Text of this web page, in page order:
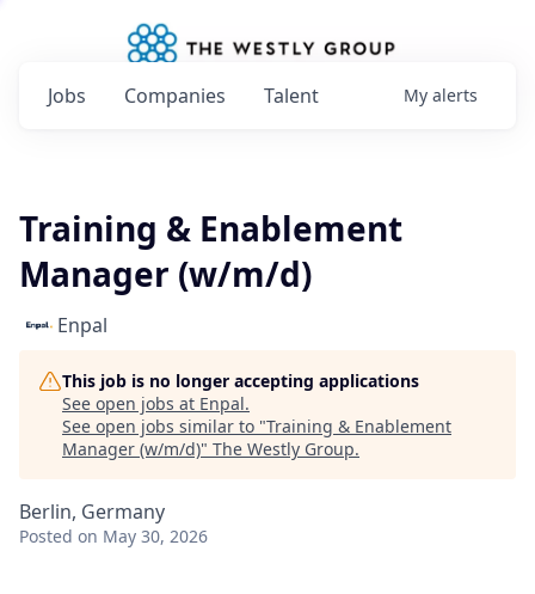
Jobs Companies Talent My alerts
Training & Enablement
Manager (w/m/d)
Enpal
This job is no longer accepting applications
See open jobs at Enpal.
See open jobs similar to "Training & Enablement
Manager (w/m/d)" The Westly Group.
Berlin, Germany
Posted on May 30, 2026